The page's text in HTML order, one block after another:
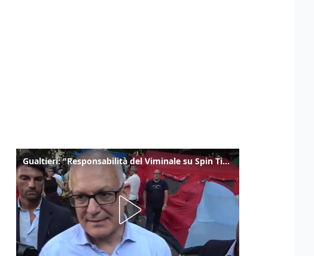
Gualtieri: "Responsabilità del Viminale su Spin Time? La posizione dei partiti è nota"